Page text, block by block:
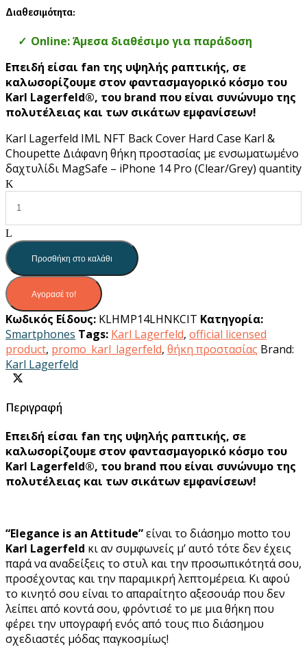
Διαθεσιμότητα:
Online: Άμεσα διαθέσιμο για παράδοση
Επειδή είσαι fan της υψηλής ραπτικής, σε
καλωσορίζουμε στον φαντασμαγορικό κόσμο του
Karl Lagerfeld®, του brand που είναι συνώνυμο της
πολυτέλειας και των σικάτων εμφανίσεων!
Karl Lagerfeld IML NFT Back Cover Hard Case Karl &
Choupette Διάφανη θήκη προστασίας με ενσωματωμένο
δαχτυλίδι MagSafe – iPhone 14 Pro (Clear/Grey) quantity
Προσθήκη στο καλάθι
Αγορασέ το!
Κωδικός Είδους: KLHMP14LHNKCIT Κατηγορία:
Smartphones Tags: Karl Lagerfeld, official licensed
product, promo_karl_lagerfeld, θήκη προστασίας Brand:
Karl Lagerfeld
Περιγραφή
Επειδή είσαι fan της υψηλής ραπτικής, σε
καλωσορίζουμε στον φαντασμαγορικό κόσμο του
Karl Lagerfeld®, του brand που είναι συνώνυμο της
πολυτέλειας και των σικάτων εμφανίσεων!
“Elegance is an Attitude”είναι το διάσημο motto του
Karl Lagerfeld κι αν συμφωνείς μ’ αυτό τότε δεν έχεις
παρά να αναδείξεις το στυλ και την προσωπικότητά σου,
προσέχοντας και την παραμικρή λεπτομέρεια. Κι αφού
το κινητό σου είναι το απαραίτητο αξεσουάρ που δεν
λείπει από κοντά σου, φρόντισέ το με μια θήκη που
φέρει την υπογραφή ενός από τους πιο διάσημου
σχεδιαστές μόδας παγκοσμίως!